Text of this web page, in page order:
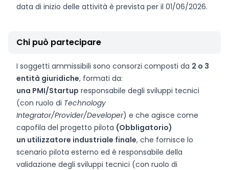
data di inizio delle attività è prevista per il 01/06/2026.
Chi può partecipare
I soggetti ammissibili sono consorzi composti da 2 o 3
entità giuridiche, formati da:
una PMI/Startup responsabile degli sviluppi tecnici
(con ruolo di Technology
Integrator/Provider/Developer) e che agisce come
capofila del progetto pilota (Obbligatorio)
un utilizzatore industriale finale, che fornisce lo
scenario pilota esterno ed è responsabile della
validazione degli sviluppi tecnici (con ruolo di